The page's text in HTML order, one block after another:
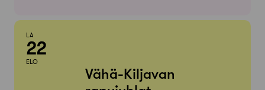
LA
22
ELO
Vähä-Kiljavan